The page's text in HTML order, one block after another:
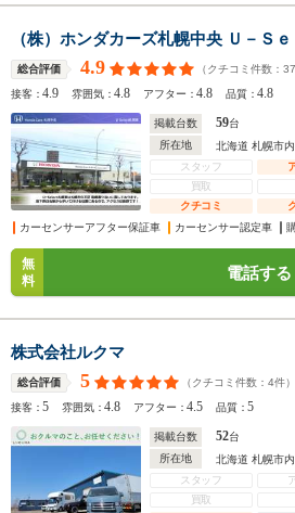
（株）ホンダカーズ札幌中央 Ｕ－Ｓ
総合評価 4.9 （クチコミ件数：
接客：4.9 雰囲気：4.8 アフター：4.8 品質：4.8
掲載台数 59台
所在地
北海道 札幌市内
スタッフ
買取
クチコミ
カーセンサーアフター保証車
カーセンサー認定車
無
料
電話する
株式会社ルクマ
総合評価 5 （クチコミ件数： 4件）
接客：5 雰囲気：4.8 アフター：4.5 品質：5
掲載台数 52台
所在地
北海道 札幌市内
スタッフ
買取